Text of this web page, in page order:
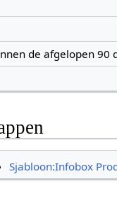
de afgelopen 90
Sjabloon:Infobox